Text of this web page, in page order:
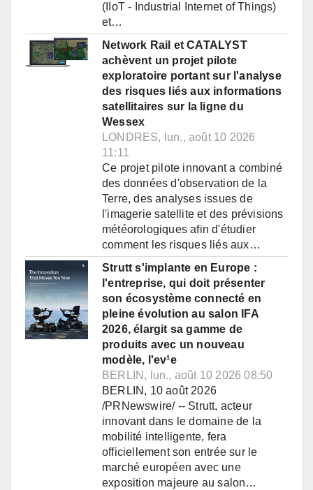
(IIoT - Industrial Internet of Things)
et…
Network Rail et CATALYST
achèvent un projet pilote
exploratoire portant sur l'analyse
des risques liés aux informations
satellitaires sur la ligne du
Wessex
LONDRES, lun., août 10 2026
11:11
Ce projet pilote innovant a combiné
des données d'observation de la
Terre, des analyses issues de
l'imagerie satellite et des prévisions
météorologiques afin d'étudier
comment les risques liés aux…
Strutt s'implante en Europe :
l'entreprise, qui doit présenter
son écosystème connecté en
pleine évolution au salon IFA
2026, élargit sa gamme de
produits avec un nouveau
modèle, l'ev¹e
BERLIN, lun., août 10 2026 08:50
BERLIN, 10 août 2026
/PRNewswire/ -- Strutt, acteur
innovant dans le domaine de la
mobilité intelligente, fera
officiellement son entrée sur le
marché européen avec une
exposition majeure au salon…